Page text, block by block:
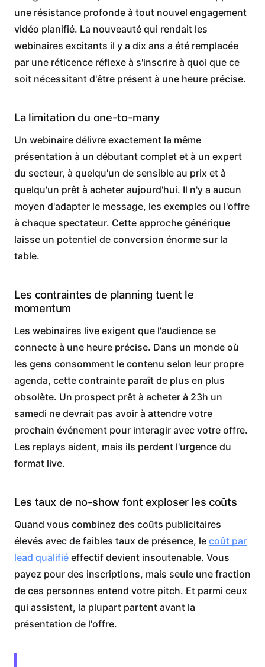
une résistance profonde à tout nouvel engagement
vidéo planifié. La nouveauté qui rendait les
webinaires excitants il y a dix ans a été remplacée
par une réticence réflexe à s'inscrire à quoi que ce
soit nécessitant d'être présent à une heure précise.
La limitation du one-to-many
Un webinaire délivre exactement la même
présentation à un débutant complet et à un expert
du secteur, à quelqu'un de sensible au prix et à
quelqu'un prêt à acheter aujourd'hui. Il n'y a aucun
moyen d'adapter le message, les exemples ou l'offre
à chaque spectateur. Cette approche générique
laisse un potentiel de conversion énorme sur la
table.
Les contraintes de planning tuent le
momentum
Les webinaires live exigent que l'audience se
connecte à une heure précise. Dans un monde où
les gens consomment le contenu selon leur propre
agenda, cette contrainte paraît de plus en plus
obsolète. Un prospect prêt à acheter à 23h un
samedi ne devrait pas avoir à attendre votre
prochain événement pour interagir avec votre offre.
Les replays aident, mais ils perdent l'urgence du
format live.
Les taux de no-show font exploser les coûts
Quand vous combinez des coûts publicitaires
élevés avec de faibles taux de présence, le coût par
lead qualifié effectif devient insoutenable. Vous
payez pour des inscriptions, mais seule une fraction
de ces personnes entend votre pitch. Et parmi ceux
qui assistent, la plupart partent avant la
présentation de l'offre.